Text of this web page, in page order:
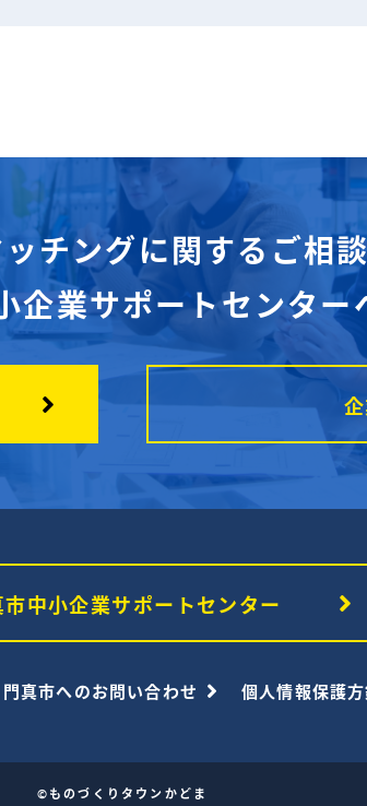
チングに関するご相
企業サポートセンター
市中小企業サポートセンター
門真市へのお問い合わせ 個人情報保護
©ものづくりタウンかどま